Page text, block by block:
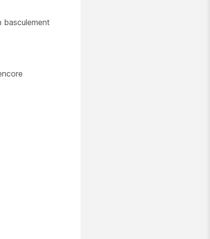
basculement